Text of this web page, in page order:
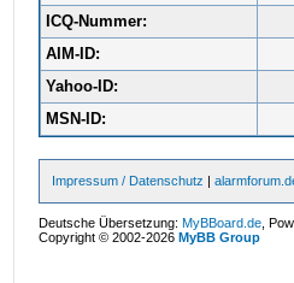
ICQ-Nummer:
AIM-ID:
Yahoo-ID:
MSN-ID:
Impressum / Datenschutz |
Deutsche Übersetzung:MyBBoard.de ,
Copyright © 2002-2026MyBB Group